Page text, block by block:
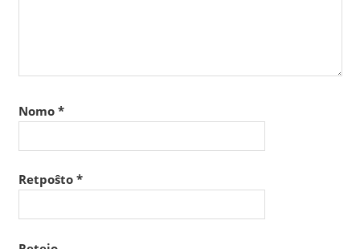
Nomo *
Retpoŝto *